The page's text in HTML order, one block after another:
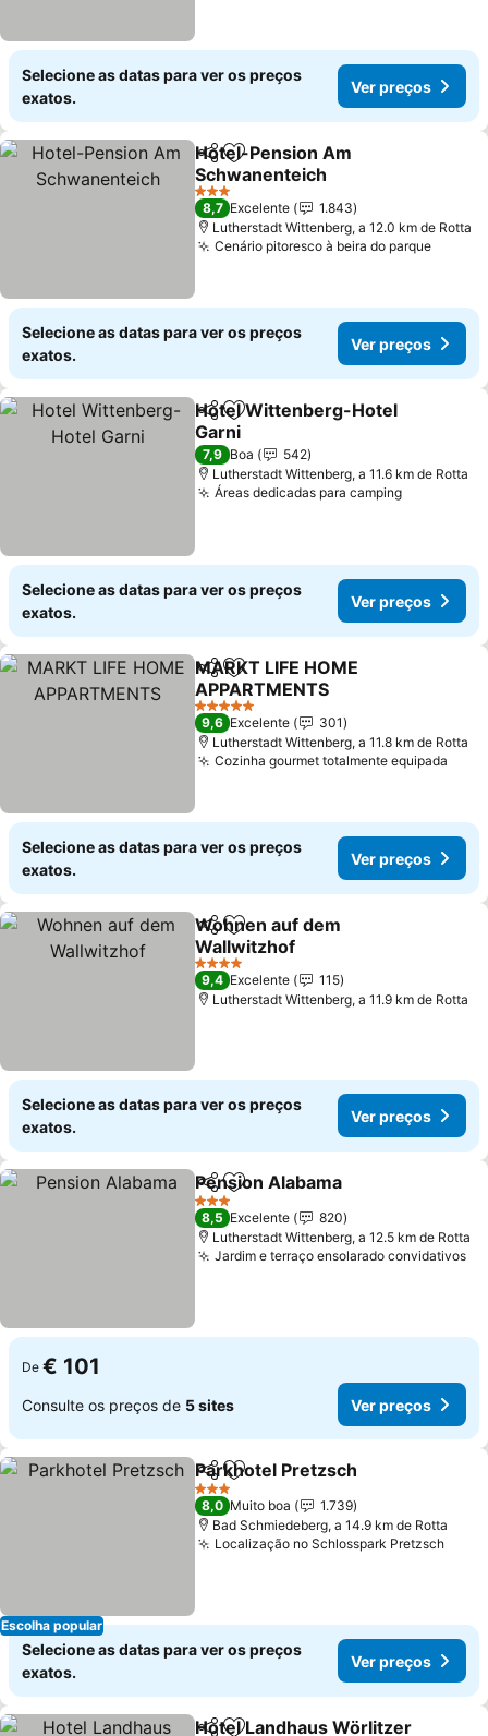
Selecione as datas para ver os preços
exatos.
Ver preços
PartilharAdicionar aos favoritos
Hotel-Pension Am
Schwanenteich
Ver preços
3 Estrelas
8,7 Excelente
1.843
Lutherstadt Wittenberg, a 12.0 km de Rotta
Cenário pitoresco à beira do parqueVer
Selecione as datas para ver os preços
exatos.
Ver preços
PartilharAdicionar aos favoritos
Hotel Wittenberg-Hotel
Garni
Ver preços
7,9 Boa
542
Lutherstadt Wittenberg, a 11.6 km de Rotta
Áreas dedicadas para campingVer
Selecione as datas para ver os preços
exatos.
Ver preços
PartilharAdicionar aos favoritos
MARKT LIFE HOME
APPARTMENTS
Ver preços
5 Estrelas
9,6 Excelente
301
Lutherstadt Wittenberg, a 11.8 km de Rotta
Cozinha gourmet totalmente equipada
Selecione as datas para ver os preços
exatos.
Ver preços
PartilharAdicionar aos favoritos
Wohnen auf dem
Wallwitzhof
Ver preços
4 Estrelas
9,4 Excelente
115
Lutherstadt Wittenberg, a 11.9 km de Rotta
Selecione as datas para ver os preços
exatos.
Ver preços
PartilharAdicionar aos favoritos
Pension Alabama
3 Estrelas
8,5 Excelente
820
Lutherstadt Wittenberg, a 12.5 km de Rotta
Jardim e terraço ensolarado convidativos
De € 101
Consulte os preços de 5 sites Ver preços
Escolha popular
PartilharAdicionar aos favoritos
Parkhotel Pretzsch
3 Estrelas
8,0 Muito boa
1.739
Bad Schmiedeberg, a 14.9 km de Rotta
Localização no Schlosspark PretzschVer
Selecione as datas para ver os preços
exatos.
Ver preços
Hotel Landhaus Wörlitzer